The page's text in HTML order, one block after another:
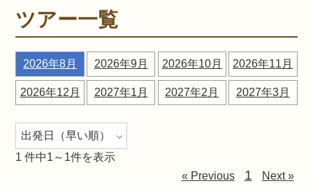
ツアー一覧
2026年8月 2026年9月 2026年10月 2026年11月
2026年12月 2027年1月 2027年2月 2027年3月
1 件中1～1件を表示
« Previous
1 Next »